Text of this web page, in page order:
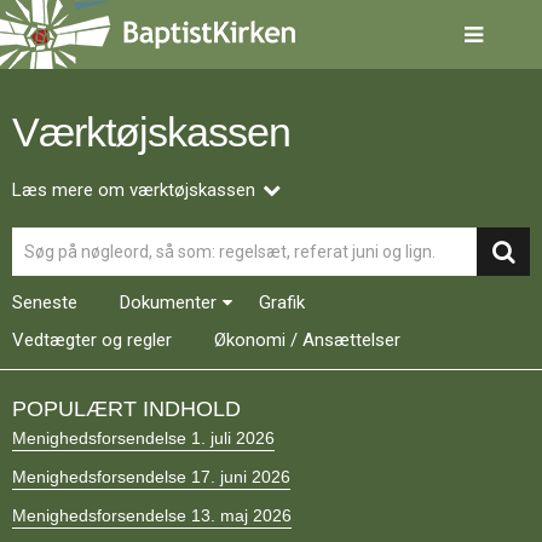
Spring
menu
over
tilbage
forsiden
1.0:
Forside
3.0:
Kalender
4.0:
Inspiration
5.0:
Værktøjskassen
7.0:
Om
BaptistKirken
8.0:
Kontakt
9.0:
Forside
10.0:
Nyheder
Værktøjskassen
Læs mere om værktøjskassen
Seneste Dokumenter
Grafik
Vedtægter og regler
Økonomi / Ansættelser
POPULÆRT INDHOLD
Menighedsforsendelse 1. juli 2026
Menighedsforsendelse 17. juni 2026
Menighedsforsendelse 13. maj 2026